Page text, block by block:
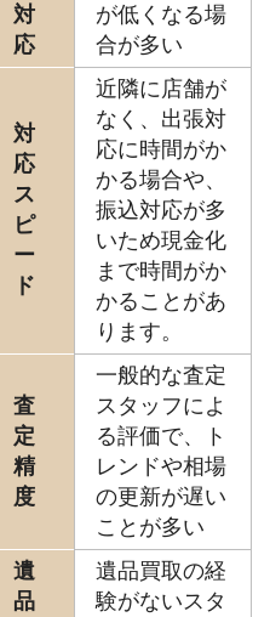
対
応
が低くなる場
合が多い
対
応
ス
ピ
ー
ド
近隣に店舗が
なく、出張対
応に時間がか
かる場合や、
振込対応が多
いため現金化
まで時間がか
かることがあ
ります。
査
定
精
度
一般的な査定
スタッフによ
る評価で、ト
レンドや相場
の更新が遅い
ことが多い
遺
品
遺品買取の経
験がないスタ